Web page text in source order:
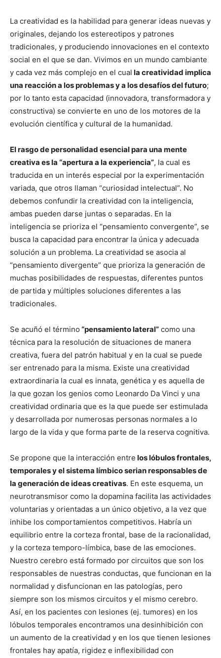
La creatividad es la habilidad para generar ideas nuevas y
originales, dejando los estereotipos y patrones
tradicionales, y produciendo innovaciones en el contexto
social en el que se dan. Vivimos en un mundo cambiante
y cada vez más complejo en el cual la creatividad implica
una reacción a los problemas y a los desafíos del futuro;
por lo tanto esta capacidad (innovadora, transformadora y
constructiva) se convierte en uno de los motores de la
evolución científica y cultural de la humanidad.
El rasgo de personalidad esencial para una mente
creativa es la “apertura a la experiencia”, la cual es
traducida en un interés especial por la experimentación
variada, que otros llaman “curiosidad intelectual”. No
debemos confundir la creatividad con la inteligencia,
ambas pueden darse juntas o separadas. En la
inteligencia se prioriza el “pensamiento convergente”, se
busca la capacidad para encontrar la única y adecuada
solución a un problema. La creatividad se asocia al
“pensamiento divergente” que prioriza la generación de
muchas posibilidades de respuestas, diferentes puntos
de partida y múltiples soluciones diferentes a las
tradicionales.
Se acuñó el término “pensamiento lateral” como una
técnica para la resolución de situaciones de manera
creativa, fuera del patrón habitual y en la cual se puede
ser entrenado para la misma. Existe una creatividad
extraordinaria la cual es innata, genética y es aquella de
la que gozan los genios como Leonardo Da Vinci y una
creatividad ordinaria que es la que puede ser estimulada
y desarrollada por numerosas personas normales a lo
largo de la vida y que forma parte de la reserva cognitiva.
Se propone que la interacción entre los lóbulos frontales,
temporales y el sistema límbico serian responsables de
la generación de ideas creativas. En este esquema, un
neurotransmisor como la dopamina facilita las actividades
voluntarias y orientadas a un único objetivo, a la vez que
inhibe los comportamientos competitivos. Habría un
equilibrio entre la corteza frontal, base de la racionalidad,
y la corteza temporo-límbica, base de las emociones.
Nuestro cerebro está formado por circuitos que son los
responsables de nuestras conductas, que funcionan en la
normalidad y disfuncionan en las patologías, pero
siempre son los mismos circuitos y el mismo cerebro.
Así, en los pacientes con lesiones (ej. tumores) en los
lóbulos temporales encontramos una desinhibición con
un aumento de la creatividad y en los que tienen lesiones
frontales hay apatía, rigidez e inflexibilidad con